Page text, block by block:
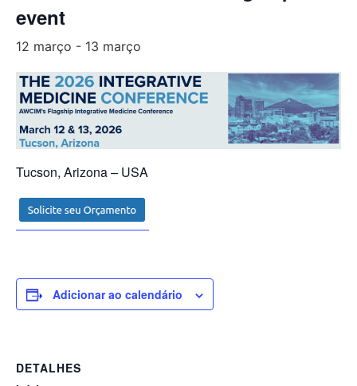
event
12 março - 13 março
Tucson, Arizona – USA
Adicionar ao calendário
DETALHES